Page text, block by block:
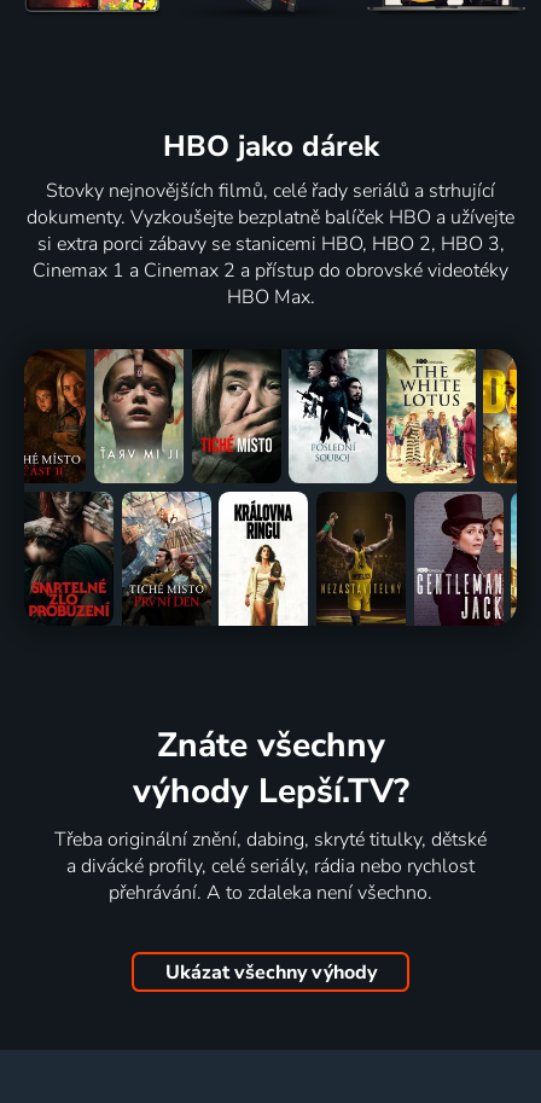
HBO jako dárek
Stovky nejnovějších filmů, celé řady seriálů a strhující
dokumenty. Vyzkoušejte bezplatně balíček HBO a užívejte
si extra porci zábavy se stanicemi HBO, HBO 2, HBO 3,
Cinemax 1 a Cinemax 2 a přístup do obrovské videotéky
HBO Max.
Znáte všechny
výhody Lepší.TV?
Třeba originální znění, dabing, skryté titulky, dětské
a divácké profily, celé seriály, rádia nebo rychlost
přehrávání. A to zdaleka není všechno.
Ukázat všechny výhody